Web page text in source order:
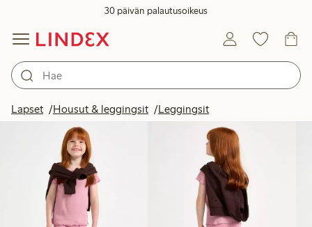
30 päivän palautusoikeus
Lapset Housut & leggingsit LeggingsitTuotteet kuvassa